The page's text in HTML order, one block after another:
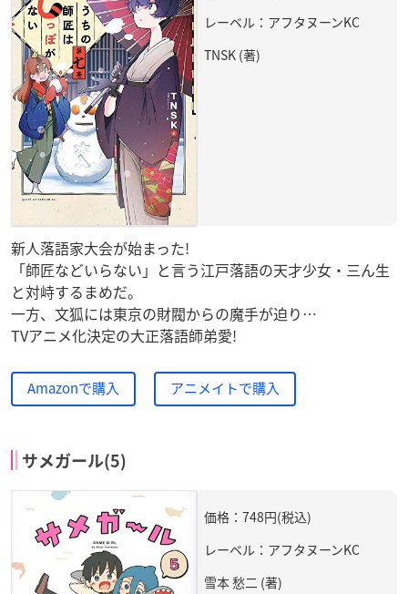
レーベル：アフタヌーンKC
TNSK (著)
新人落語家大会が始まった!
「師匠などいらない」と言う江戸落語の天才少女・三ん生
と対峙するまめだ。
一方、文狐には東京の財閥からの魔手が迫り…
TVアニメ化決定の大正落語師弟愛!
Amazonで購入 アニメイトで購入
サメガール(5)
価格：748円(税込)
レーベル：アフタヌーンKC
雪本 愁二 (著)